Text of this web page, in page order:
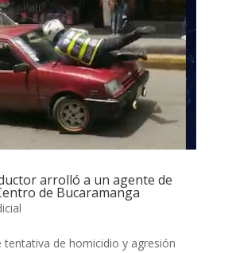
arrolló a un agente de
de Bucaramanga
tentativa de homicidio y agresión